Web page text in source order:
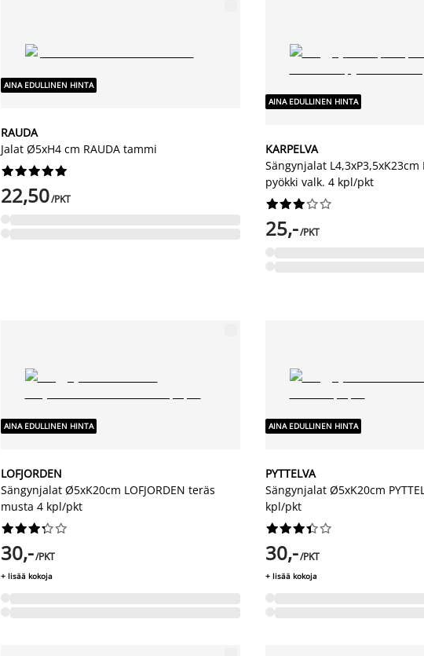
AINA EDULLINEN HINTA
RAUDA
Jalat Ø5xH4 cm RAUDA tammi






22,50/PKT
AINA EDULLINEN HINTA
KARPELVA
Sängynjalat L4,3xP3,5xK23cm
pyökki valk. 4 kpl/pkt






25,-/PKT
AINA EDULLINEN HINTA
LOFJORDEN
Sängynjalat Ø5xK20cm LOFJORDEN teräs
musta 4 kpl/pkt






30,-/PKT
+ lisää kokoja
AINA EDULLINEN HINTA
PYTTELVA
Sängynjalat Ø5xK20cm
kpl/pkt






30,-/PKT
+ lisää kokoja